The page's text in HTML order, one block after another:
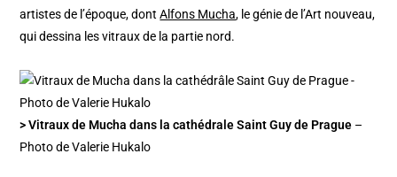
artistes de l’époque, dontAlfons Mucha, le génie de l’Art nouveau,
qui dessina les vitraux de la partie nord.
> Vitraux de Mucha dans la cathédrale Saint Guy de Prague –
Photo de Valerie Hukalo